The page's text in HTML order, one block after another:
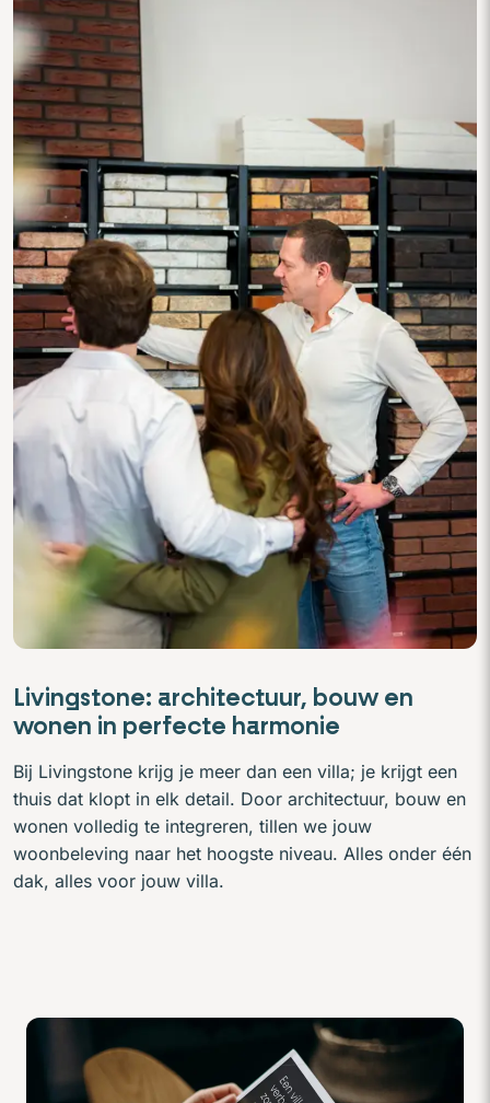
Livingstone: architectuur, bouw en
wonen in perfecte harmonie
Bij Livingstone krijg je meer dan een villa; je krijgt een
thuis dat klopt in elk detail. Door architectuur, bouw en
wonen volledig te integreren, tillen we jouw
woonbeleving naar het hoogste niveau. Alles onder één
dak, alles voor jouw villa.